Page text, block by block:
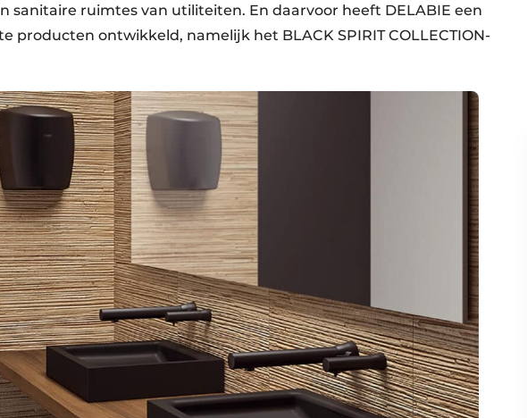
sanitaire ruimtes van utiliteiten. En daarvoor heeft DELABIE een
producten ontwikkeld, namelijk het BLACK SPIRIT COLLECTION-